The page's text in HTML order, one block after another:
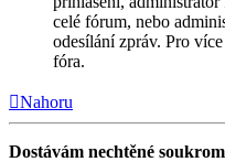
celé fórum, nebo
odesílání zpráv. Pro
fóra.
Nahoru
Dostávám nechtěné